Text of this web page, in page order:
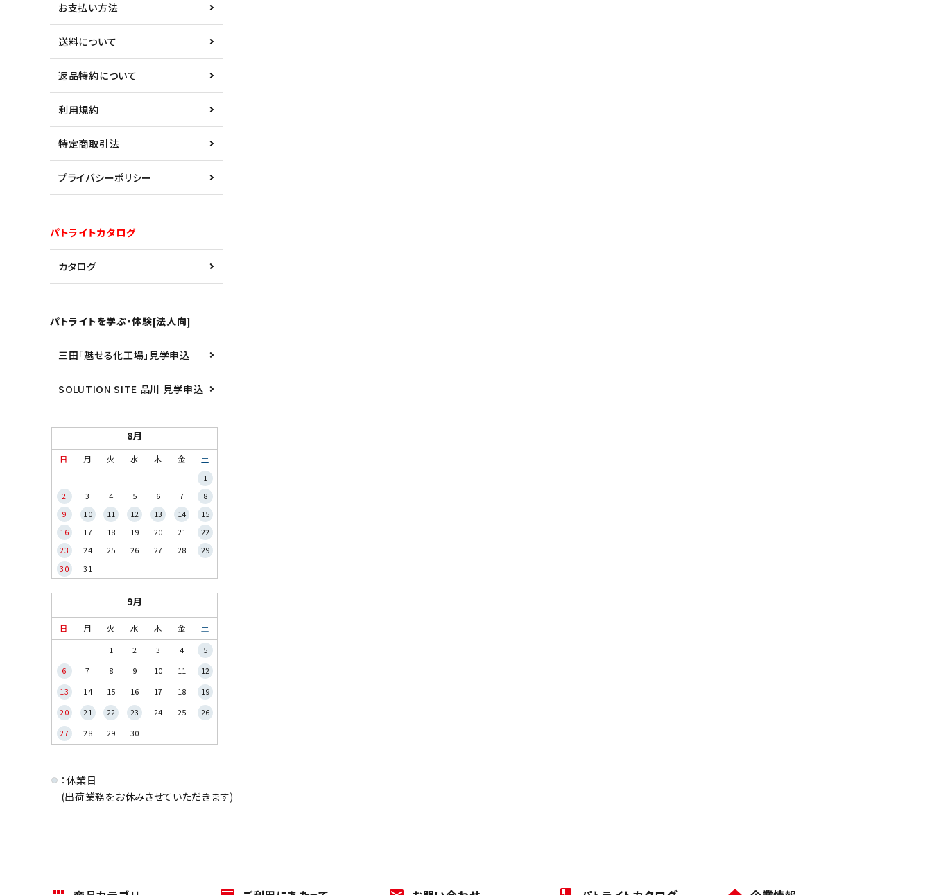
お支払い方法
送料について
返品特約について
利用規約
特定商取引法
プライバシーポリシー
パトライトカタログ
カタログ
パトライトを学ぶ・体験[法人向]
三田「魅せる化工場」見学申込
SOLUTION SITE 品川 見学申込
8月
日 月 火 水 木 金 土
1
2
3 4 5 6 7
8
9
10 11 12 13 14
15
16
17 18 19 20 21
22
23
24 25 26 27 28
29
30
31
9月
日 月 火 水 木 金 土
1 2 3 4
5
6
7 8 9 10 11
12
13
14 15 16 17 18
19
20
21 22 23 24 25
26
27
28 29 30
：休業日
(出荷業務をお休みさせていただきます)